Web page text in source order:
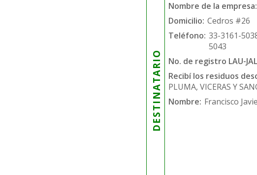
DESTINATARIO
Nombre de la empresa:
Domicilio: Cedros #26
Teléfono: 33-3161-
5043
No. de registro LAU-
Recibí los residuos
PLUMA, VICERAS Y
Nombre: Francisco